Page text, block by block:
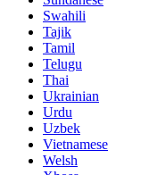
Swahili
Tajik
Tamil
Telugu
Thai
Ukrainian
Urdu
Uzbek
Vietnamese
Welsh